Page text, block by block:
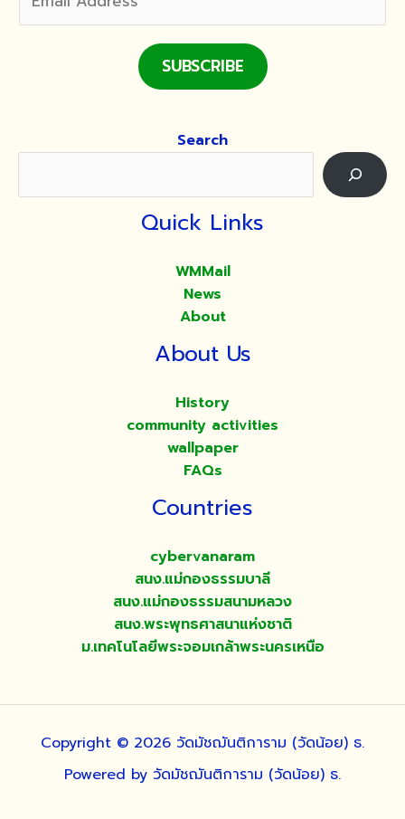
SUBSCRIBE
Search
Quick Links
WMMail
News
About
About Us
History
community activities
wallpaper
FAQs
Countries
cybervanaram
สนง.แม่กองธรรมบาลี
สนง.แม่กองธรรมสนามหลวง
สนง.พระพุทธศาสนาแห่งชาติ
ม.เทคโนโลยีพระจอมเกล้าพระนครเหนือ
Copyright © 2026 วัดมัชฌันติการาม (วัดน้อย) ธ.
Powered by วัดมัชฌันติการาม (วัดน้อย) ธ.